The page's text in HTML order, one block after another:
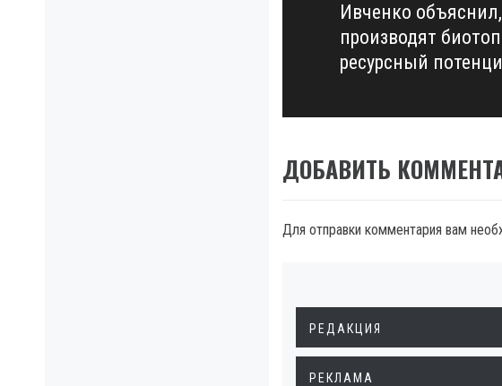
Next
post:
Ивченко
производят
ресурсный
ДОБАВИТЬ
Для отправки комментария вам
РЕДАКЦИЯ
РЕКЛАМА